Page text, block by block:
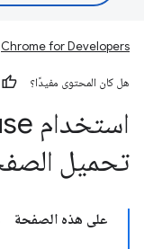
Chrome for Developers
هل كان المحتوى مفيدًا؟
تحميل
على هذه الصفحة